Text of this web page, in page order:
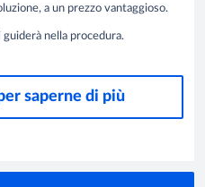
a un prezzo vantaggioso.
nella procedura.
saperne di più